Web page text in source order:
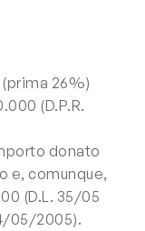
(prima 26%)
(D.P.R.
donato
e, comunque,
(D.L. 35/05
05/2005).